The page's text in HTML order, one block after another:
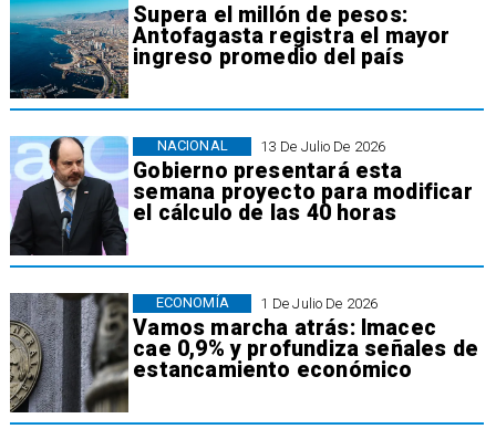
Supera el millón de pesos:
Antofagasta registra el mayor
ingreso promedio del país
13 De Julio De 2026
Gobierno presentará esta
semana proyecto para modificar
el cálculo de las 40 horas
NACIONAL
1 De Julio De 2026
Vamos marcha atrás: Imacec
cae 0,9% y profundiza señales de
estancamiento económico
ECONOMÍA